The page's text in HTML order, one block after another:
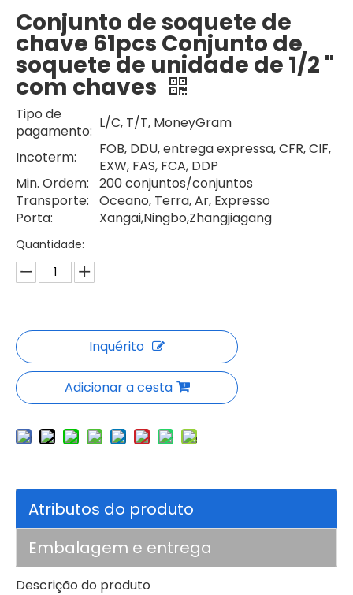
Conjunto de soquete de
chave 61pcs Conjunto de
soquete de unidade de 1/2 ''
com chaves
Tipo de
pagamento: L/C, T/T, MoneyGram
Incoterm:
FOB, DDU, entrega expressa, CFR, CIF,
EXW, FAS, FCA, DDP
Min. Ordem:
200 conjuntos/conjuntos
Transporte:
Oceano, Terra, Ar, Expresso
Porta:
Xangai,Ningbo,Zhangjiagang
Quantidade:
Inquérito
Adicionar a cesta
Atributos do produto
Embalagem e entrega
Descrição do produto